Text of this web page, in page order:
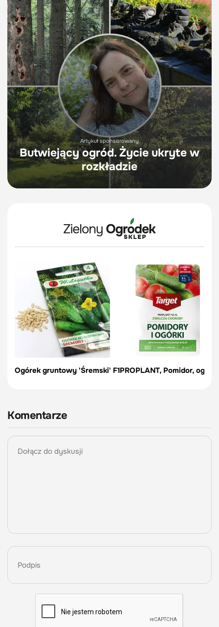
Artykuł sponsorowany
Butwiejący ogród. Życie ukryte w
rozkładzie
Ogórek gruntowy 'Śremski' F1PROPLANT, Pomidor,
Komentarze